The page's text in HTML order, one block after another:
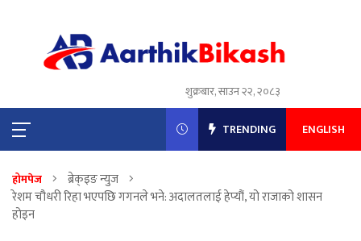
शुक्रबार, साउन २२, २०८३
TRENDING ENGLISH
होमपेज
ब्रेक्इङ न्युज
रेशम चौधरी रिहा भएपछि गगनले भने: अदालतलाई हेप्यौं, यो राजाको शासन
होइन